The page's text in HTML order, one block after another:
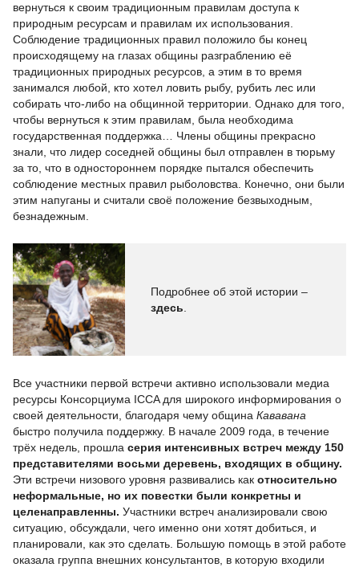
вернуться к своим традиционным правилам доступа к
природным ресурсам и правилам их использования.
Соблюдение традиционных правил положило бы конец
происходящему на глазах общины разграблению её
традиционных природных ресурсов, а этим в то время
занимался любой, кто хотел ловить рыбу, рубить лес или
собирать что-либо на общинной территории. Однако для того,
чтобы вернуться к этим правилам, была необходима
государственная поддержка… Члены общины прекрасно
знали, что лидер соседней общины был отправлен в тюрьму
за то, что в одностороннем порядке пытался обеспечить
соблюдение местных правил рыболовства. Конечно, они были
этим напуганы и считали своё положение безвыходным,
безнадежным.
Подробнее об этой истории –
здесь
Все участники первой встречи активно использовали медиа
ресурсы Консорциума ICCA для широкого информирования о
своей деятельности, благодаря чему община Кававана
быстро получила поддержку. В начале 2009 года, в течение
трёх недель, прошла серия интенсивных встреч между 150
представителями восьми деревень, входящих в общину.
Эти встречи низового уровня развивались как относительно
неформальные, но их повестки были конкретны и
целенаправленны. Участники встреч анализировали свою
ситуацию, обсуждали, чего именно они хотят добиться, и
планировали, как это сделать. Большую помощь в этой работе
оказала группа внешних консультантов, в которую входили